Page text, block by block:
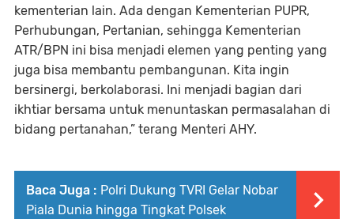
kementerian lain. Ada dengan Kementerian PUPR,
Perhubungan, Pertanian, sehingga Kementerian
ATR/BPN ini bisa menjadi elemen yang penting yang
juga bisa membantu pembangunan. Kita ingin
bersinergi, berkolaborasi. Ini menjadi bagian dari
ikhtiar bersama untuk menuntaskan permasalahan di
bidang pertanahan,” terang Menteri AHY.
Baca Juga : Polri Dukung TVRI Gelar Nobar
Piala Dunia hingga Tingkat Polsek